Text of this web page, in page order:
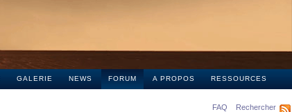
GALERIE NEWS FORUM A PROPOS RESSOURCES
FAQ Rechercher